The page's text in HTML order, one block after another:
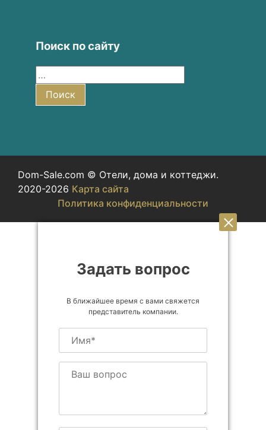
Поиск по сайту
Поиск
Dom-Sale.com © Отели, дома и коттеджи.
2020-2026 Карта сайта
Политика конфиденциальности
Задать вопрос
В ближайшее время с вами свяжется
представитель компании.